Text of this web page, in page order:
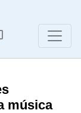
música